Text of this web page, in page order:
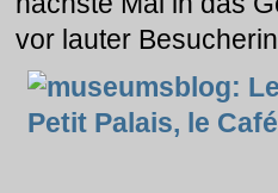
vor lauter